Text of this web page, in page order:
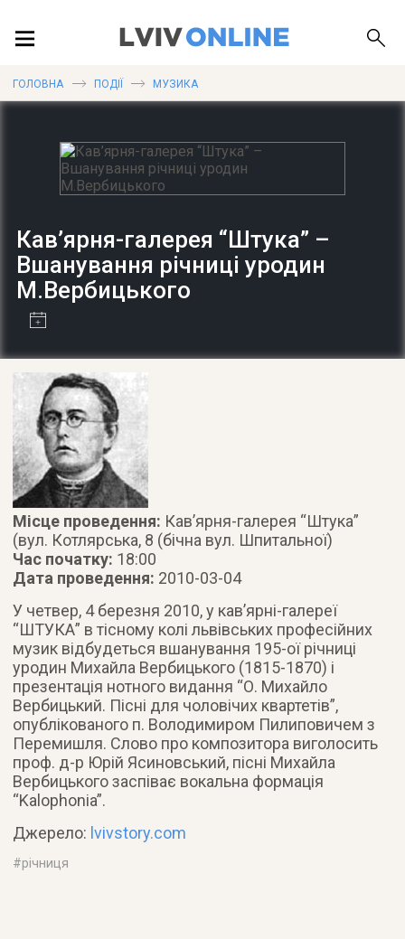
ПУБЛІКАЦІЇ
ДОВІДКА
ГОЛОВНА ПОДІЇ МУЗИКА
Кав’ярня-галерея “Штука” –
Вшанування річниці уродин
М.Вербицького
Місце проведення: Кав’ярня-галерея “Штука”
(вул. Котлярська, 8 (бічна вул. Шпитальної)
Час початку: 18:00
Дата проведення: 2010-03-04
У четвер, 4 березня 2010, у кав’ярні-галереї
“ШТУКА” в тісному колі львівських професійних
музик відбудеться вшанування 195-ої річниці
уродин Михайла Вербицького (1815-1870) і
презентація нотного видання “О. Михайло
Вербицький. Пісні для чоловічих квартетів”,
опублікованого п. Володимиром Пилиповичем з
Перемишля. Слово про композитора виголосить
проф. д-р Юрій Ясиновський, пісні Михайла
Вербицького заспіває вокальна формація
“Kalophonia”.
Джерело: lvivstory.com
#річниця